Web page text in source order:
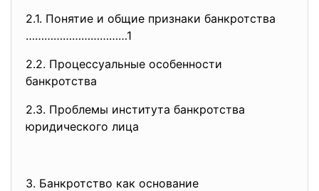
2.1. Понятие и общие признаки банкротства
……………………………1
2.2. Процессуальные особенности
банкротства
2.3. Проблемы института банкротства
юридического лица
3. Банкротство как основание